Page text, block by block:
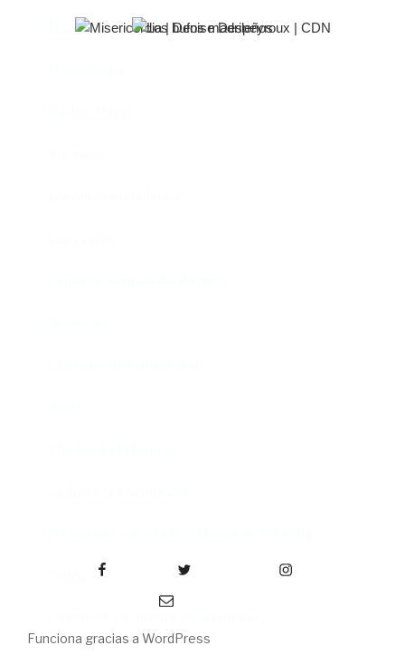
El castillo de Lindabridis
Correo electrónico
Funciona gracias a WordPress